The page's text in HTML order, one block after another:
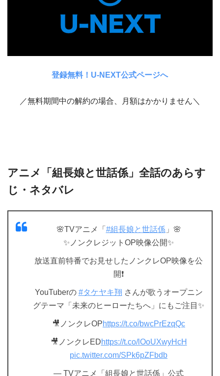
登録無料！U-NEXT公式ページへ
／無料期間中の解約の場合、月額はかかりません＼
アニメ「組長娘と世話係」全話のあらす
じ・ネタバレ
🌸TVアニメ「 #組長娘と世話係」🌸
✨ノンクレジットOP映像公開✨
放送直前特番でお見せしたノンクレOP映像を公
開❗
YouTuberの #タケヤキ翔 さんが歌うオープニン
グテーマ「未来のヒーローたちへ」にもご注目✨
🎥ノンクレOPhttps://t.co/bwcPrEzqQc
🎥ノンクレEDhttps://t.co/lOoUXwyHcH
pic.twitter.com/SPk6pZFbdb
— TVアニメ「組長娘と世話係」公式